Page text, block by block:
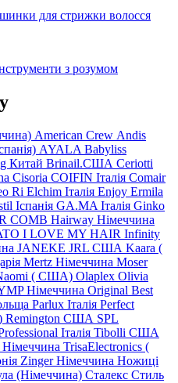
для стрижки волосся
з розумом
American Crew Andis
AYALA Babyliss
Китай Brinail.США Ceriotti
Cisoria COIFIN Італія Comair
Ri Elchim Італія Enjoy Ermila
Іспанія GA.MA Італія Ginko
COMB Hairway Німеччина
I LOVE MY HAIR Infinity
JANEKE JRL США Kaara (
Mertz Німеччина Moser
( США) Olaplex Olivia
Німеччина Original Best
Parlux Італія Perfect
Remington США SPL
Італія Tibolli США
Німеччина TrisaElectronics (
Zinger Німеччина Ножиці
(Німеччина) Сталекс Стиль